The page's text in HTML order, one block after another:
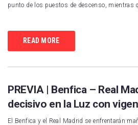
punto de los puestos de descenso, mientras
READ MORE
PREVIA | Benfica – Real
decisivo en la Luz con
El Benfica y el Real Madrid se enfrentarán